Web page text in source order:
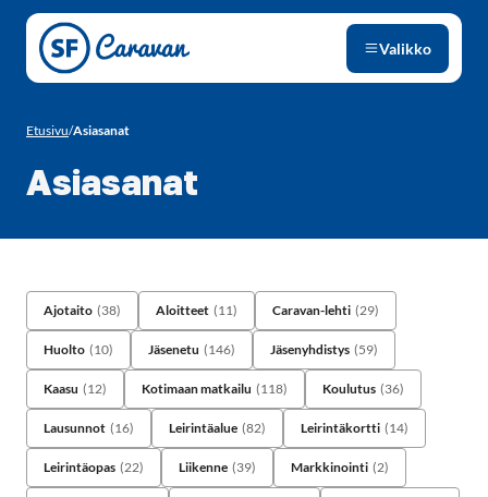
Siirry sivun sisältöön
Valikko
Etusivu/Asiasanat
Asiasanat
Ajotaito (38) Aloitteet (11) Caravan-lehti (29)
Huolto (10) Jäsenetu (146) Jäsenyhdistys (59)
Kaasu (12) Kotimaan matkailu (118) Koulutus (36)
Lausunnot (16) Leirintäalue (82) Leirintäkortti (14)
Leirintäopas (22) Liikenne (39) Markkinointi (2)